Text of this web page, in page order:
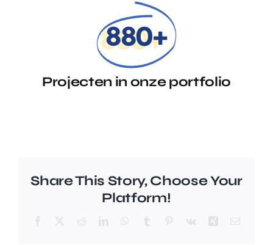
880+
Projecten in onze portfolio
Share This Story, Choose Your
Platform!
Facebook RedditLinkedInWhatsApp
Tumblr Pinterest
Vk Xing E-